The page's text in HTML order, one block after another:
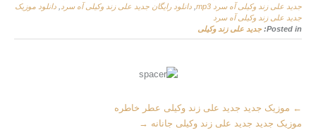
جديد علی زند وکیلی آه سرد mp3
دانلود رایگان جديد علی زند وکیلی آه سرد
دانلود موزیک
جديد علی زند وکیلی آه سرد
Posted in: جديد علی زند وکیلی
M← موزیک جدید جديد علی زند وکیلی عطر خاطره
موزیک جدید جديد علی زند وکیلی جانانه →